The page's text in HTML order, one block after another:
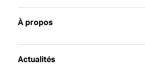
À propos
Actualités